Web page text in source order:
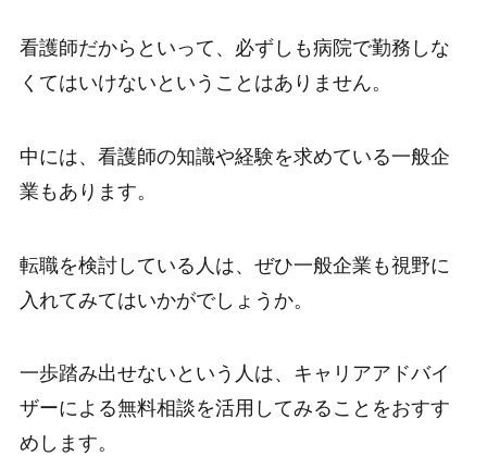
看護師だからといって、必ずしも病院で勤務しな
くてはいけないということはありません。
中には、看護師の知識や経験を求めている一般企
業もあります。
転職を検討している人は、ぜひ一般企業も視野に
入れてみてはいかがでしょうか。
一歩踏み出せないという人は、キャリアアドバイ
ザーによる無料相談を活用してみることをおすす
めします。